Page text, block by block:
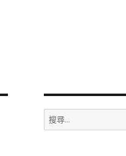
搜
尋